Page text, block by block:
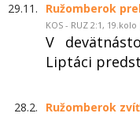
29.11. Ružomberok
KOS - RUZ 2:1, 19.kolo
V
Liptáci
28.2. Ružomberok